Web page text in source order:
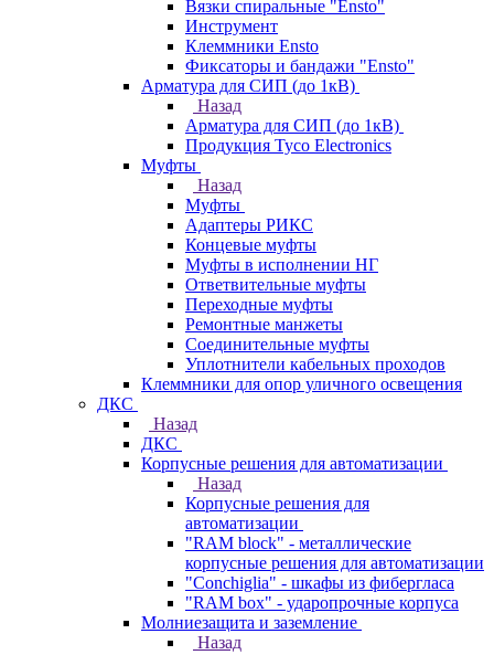
Вязки спиральные "Ensto"
Инструмент
Клеммники Ensto
Фиксаторы и бандажи "Ensto"
Арматура для СИП (до 1кВ)
Назад
Арматура для СИП (до 1кВ)
Продукция Tyco Electronics
Муфты
Назад
Муфты
Адаптеры РИКС
Концевые муфты
Муфты в исполнении НГ
Ответвительные муфты
Переходные муфты
Ремонтные манжеты
Соединительные муфты
Уплотнители кабельных проходов
Клеммники для опор уличного освещения
ДКС
Назад
ДКС
Корпусные решения для автоматизации
Назад
Корпусные решения для
автоматизации
"RAM block" - металлические
корпусные решения для автоматизации
"Conchiglia" - шкафы из фибергласа
"RAM box" - ударопрочные корпуса
Молниезащита и заземление
Назад